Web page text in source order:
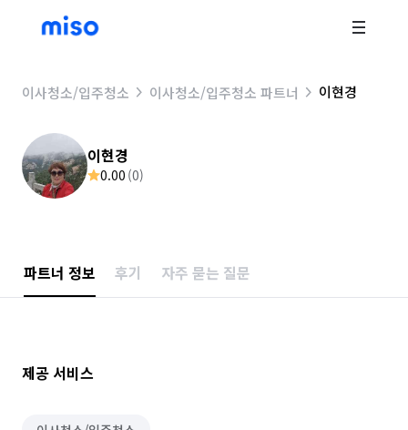
이사청소/입주청소 이사청소/입주청소 파트너 이현경
이현경
0.00 (0)
파트너 정보 후기 자주 묻는 질문
제공 서비스